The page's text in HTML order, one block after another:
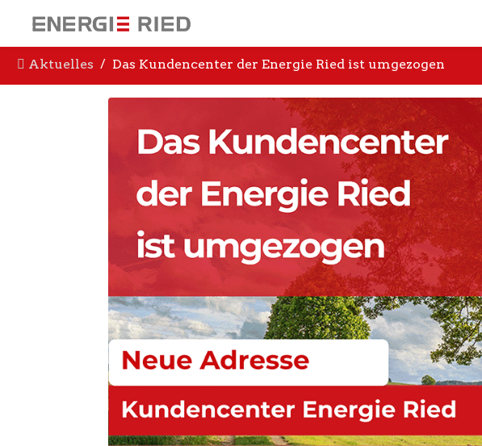
Aktuelles Das Kundencenter der Energie Ried ist umgezogen